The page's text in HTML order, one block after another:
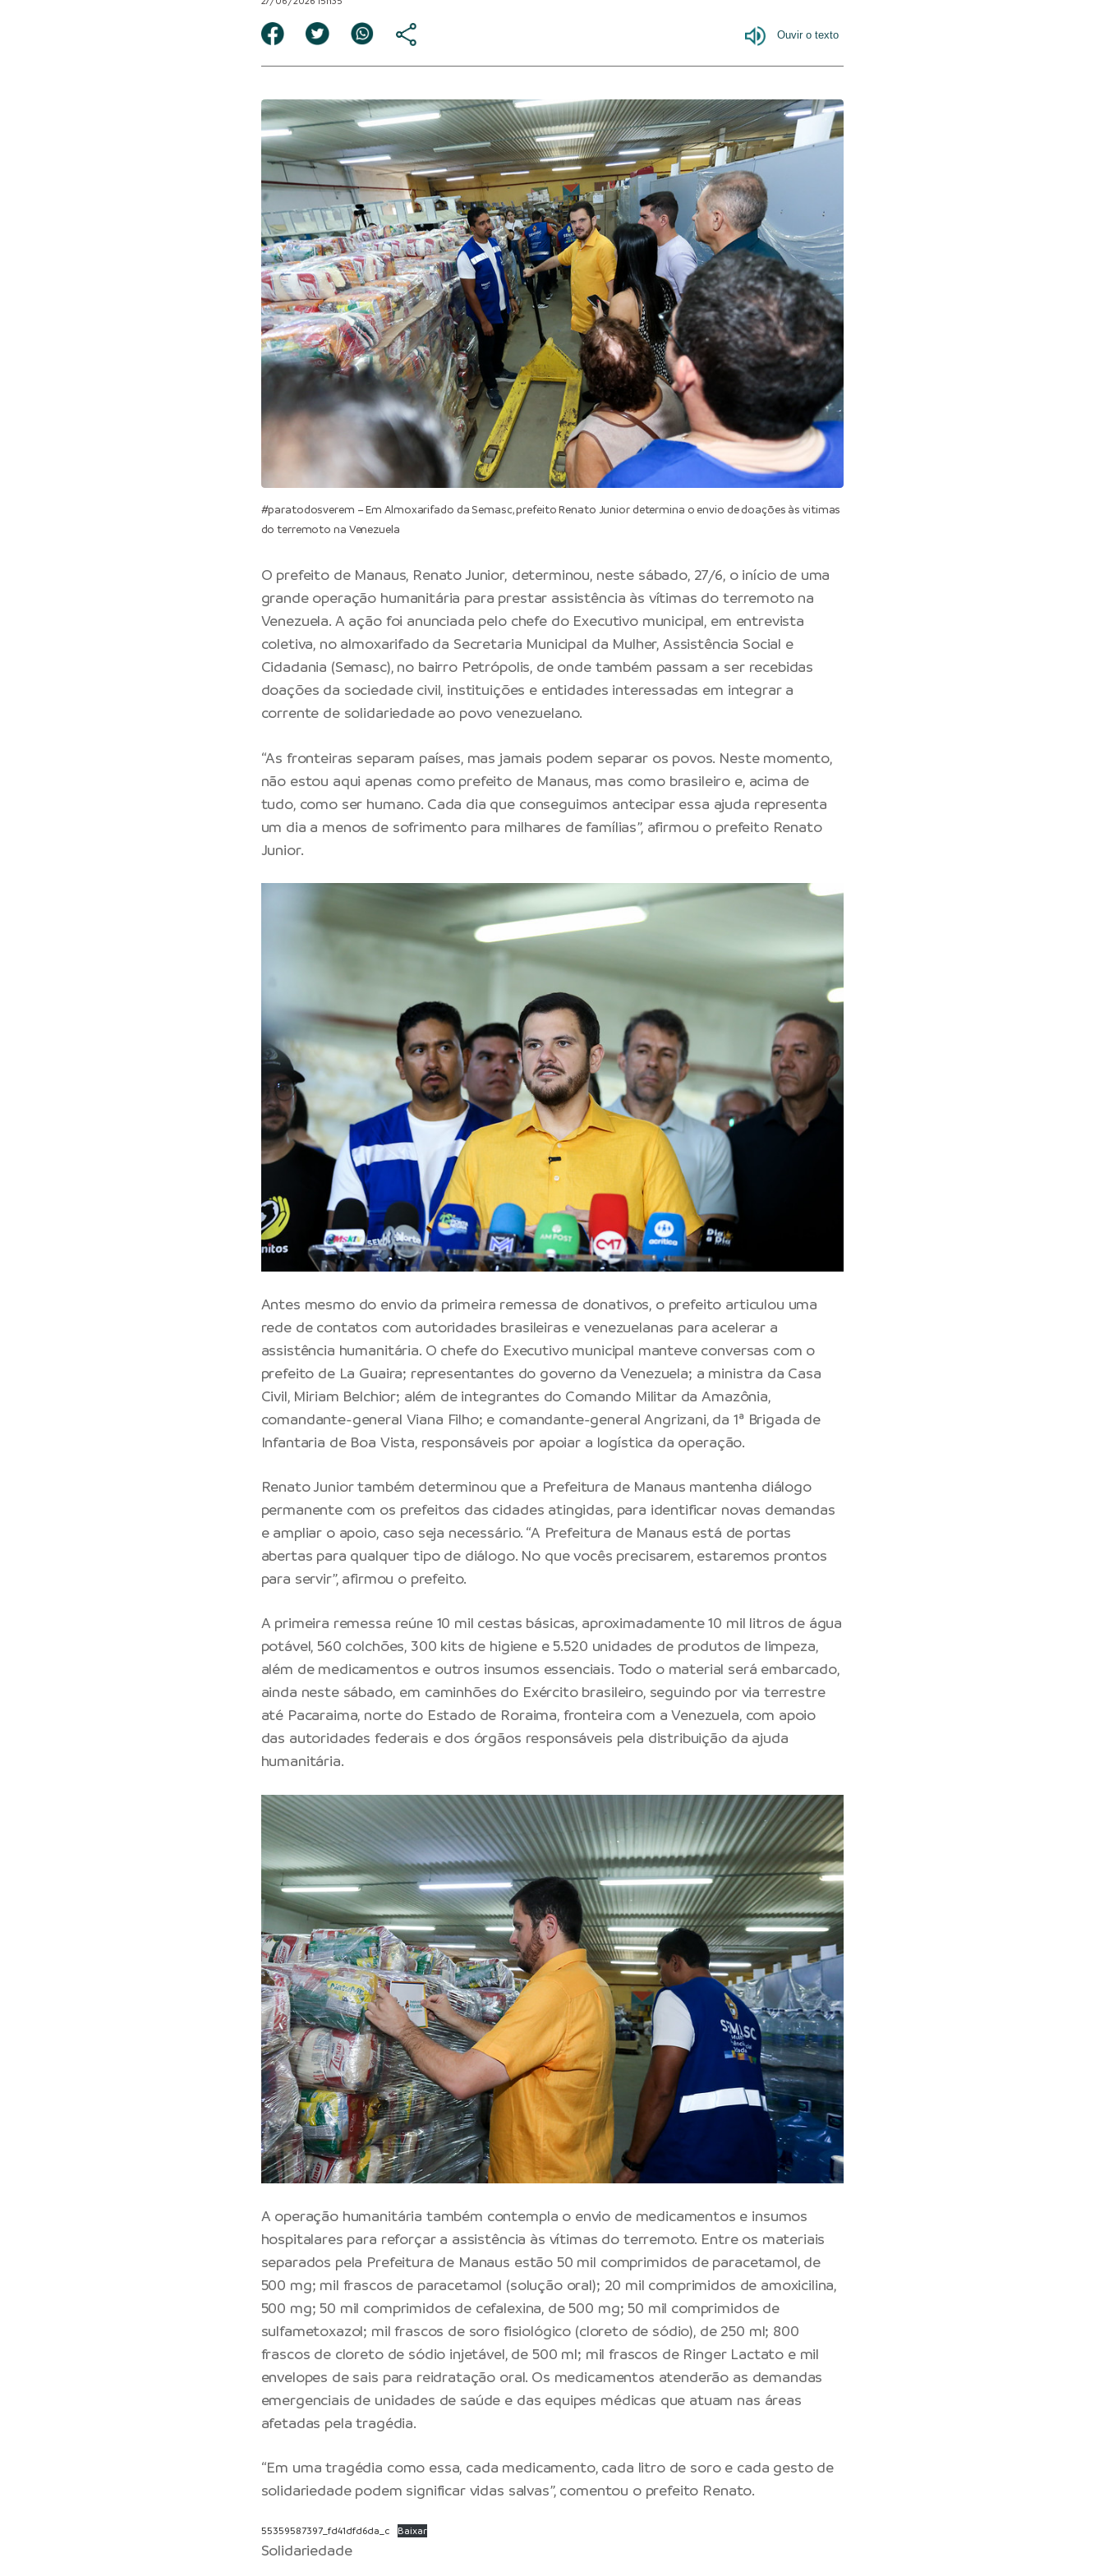
#paratodosverem – Em Almoxarifado da Semasc, prefeito Renato Junior determina o envio de doações às vitimas
do terremoto na Venezuela
O prefeito de Manaus, Renato Junior, determinou, neste sábado, 27/6, o início de uma
grande operação humanitária para prestar assistência às vítimas do terremoto na
Venezuela. A ação foi anunciada pelo chefe do Executivo municipal, em entrevista
coletiva, no almoxarifado da Secretaria Municipal da Mulher, Assistência Social e
Cidadania (Semasc), no bairro Petrópolis, de onde também passam a ser recebidas
doações da sociedade civil, instituições e entidades interessadas em integrar a
corrente de solidariedade ao povo venezuelano.
“As fronteiras separam países, mas jamais podem separar os povos. Neste momento,
não estou aqui apenas como prefeito de Manaus, mas como brasileiro e, acima de
tudo, como ser humano. Cada dia que conseguimos antecipar essa ajuda representa
um dia a menos de sofrimento para milhares de famílias”, afirmou o prefeito Renato
Junior.
Antes mesmo do envio da primeira remessa de donativos, o prefeito articulou uma
rede de contatos com autoridades brasileiras e venezuelanas para acelerar a
assistência humanitária. O chefe do Executivo municipal manteve conversas com o
prefeito de La Guaira; representantes do governo da Venezuela; a ministra da Casa
Civil, Miriam Belchior; além de integrantes do Comando Militar da Amazônia,
comandante-general Viana Filho; e comandante-general Angrizani, da 1ª Brigada de
Infantaria de Boa Vista, responsáveis por apoiar a logística da operação.
Renato Junior também determinou que a Prefeitura de Manaus mantenha diálogo
permanente com os prefeitos das cidades atingidas, para identificar novas demandas
e ampliar o apoio, caso seja necessário. “A Prefeitura de Manaus está de portas
abertas para qualquer tipo de diálogo. No que vocês precisarem, estaremos prontos
para servir”, afirmou o prefeito.
A primeira remessa reúne 10 mil cestas básicas, aproximadamente 10 mil litros de água
potável, 560 colchões, 300 kits de higiene e 5.520 unidades de produtos de limpeza,
além de medicamentos e outros insumos essenciais. Todo o material será embarcado,
ainda neste sábado, em caminhões do Exército brasileiro, seguindo por via terrestre
até Pacaraima, norte do Estado de Roraima, fronteira com a Venezuela, com apoio
das autoridades federais e dos órgãos responsáveis pela distribuição da ajuda
humanitária.
A operação humanitária também contempla o envio de medicamentos e insumos
hospitalares para reforçar a assistência às vítimas do terremoto. Entre os materiais
separados pela Prefeitura de Manaus estão 50 mil comprimidos de paracetamol, de
500 mg; mil frascos de paracetamol (solução oral); 20 mil comprimidos de amoxicilina,
500 mg; 50 mil comprimidos de cefalexina, de 500 mg; 50 mil comprimidos de
sulfametoxazol; mil frascos de soro fisiológico (cloreto de sódio), de 250 ml; 800
frascos de cloreto de sódio injetável, de 500 ml; mil frascos de Ringer Lactato e mil
envelopes de sais para reidratação oral. Os medicamentos atenderão as demandas
emergenciais de unidades de saúde e das equipes médicas que atuam nas áreas
afetadas pela tragédia.
“Em uma tragédia como essa, cada medicamento, cada litro de soro e cada gesto de
solidariedade podem significar vidas salvas”, comentou o prefeito Renato.
55359587397_fd41dfd6da_c Baixar
Solidariedade